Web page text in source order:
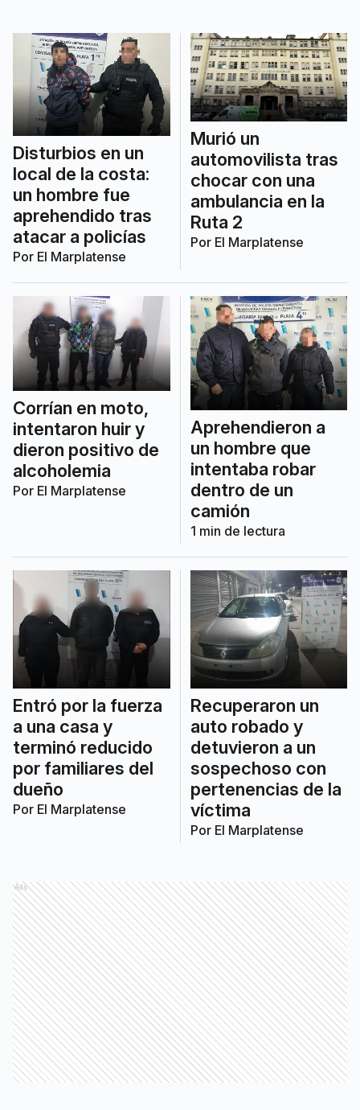
Disturbios en un
local de la costa:
un hombre fue
aprehendido tras
atacar a policías
Por El Marplatense
Murió un
automovilista tras
chocar con una
ambulancia en la
Ruta 2
Por El Marplatense
Corrían en moto,
intentaron huir y
dieron positivo de
alcoholemia
Por El Marplatense
Aprehendieron a
un hombre que
intentaba robar
dentro de un
camión
1 min de lectura
Entró por la fuerza
a una casa y
terminó reducido
por familiares del
dueño
Por El Marplatense
Recuperaron un
auto robado y
detuvieron a un
sospechoso con
pertenencias de la
víctima
Por El Marplatense
Ads